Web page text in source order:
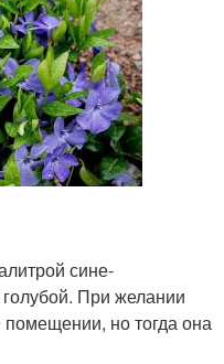
сине-
При желании
но тогда она